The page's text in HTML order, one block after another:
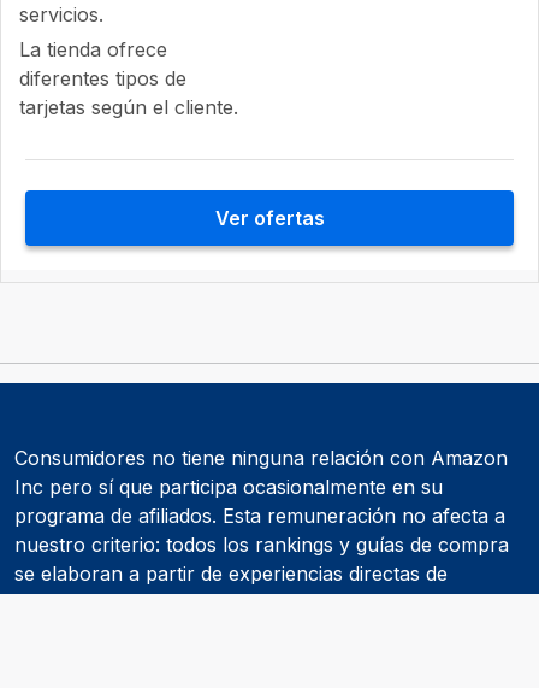
servicios.
La tienda ofrece
diferentes tipos de
tarjetas según el cliente.
Ver ofertas
Consumidores no tiene ninguna relación con Amazon
Inc pero sí que participa ocasionalmente en su
programa de afiliados. Esta remuneración no afecta a
nuestro criterio: todos los rankings y guías de compra
se elaboran a partir de experiencias directas de
consumidores y de informes realizados por